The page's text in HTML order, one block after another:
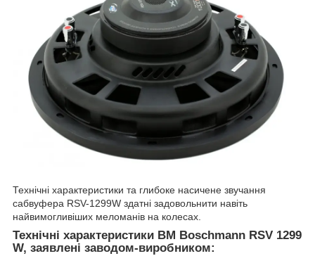
Технічні характеристики та глибоке насичене звучання
сабвуфера RSV-1299W здатні задовольнити навіть
найвимогливіших меломанів на колесах.
Технічні характеристики BM Boschmann RSV 1299
W, заявлені заводом-виробником: